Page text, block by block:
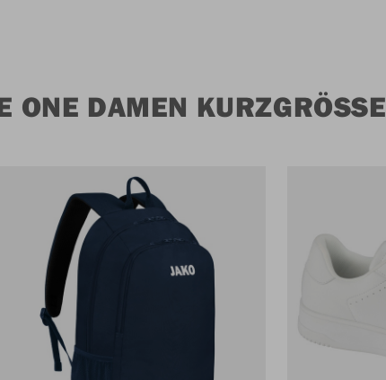
DAMEN KURZGRÖSSEN